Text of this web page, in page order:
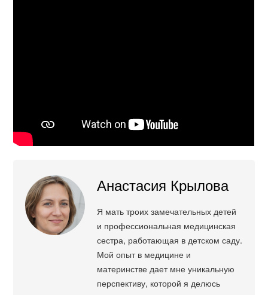
Анастасия Крылова
Я мать троих замечательных детей
и профессиональная медицинская
сестра, работающая в детском саду.
Мой опыт в медицине и
материнстве дает мне уникальную
перспективу, которой я делюсь